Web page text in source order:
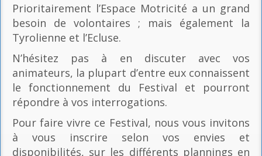
Prioritairement l’Espace Motricité a un grand
besoin de volontaires ; mais également la
Tyrolienne et l’Ecluse.
N’hésitez pas à en discuter avec vos
animateurs, la plupart d’entre eux connaissent
le fonctionnement du Festival et pourront
répondre à vos interrogations.
Pour faire vivre ce Festival, nous vous invitons
à vous inscrire selon vos envies et
disponibilités, sur les différents plannings en